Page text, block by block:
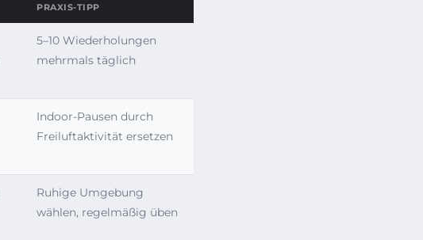
PRAXIS-TIPP
5–10 Wiederholungen
mehrmals täglich
Indoor-Pausen durch
Freiluftaktivität ersetzen
Ruhige Umgebung
wählen, regelmäßig üben